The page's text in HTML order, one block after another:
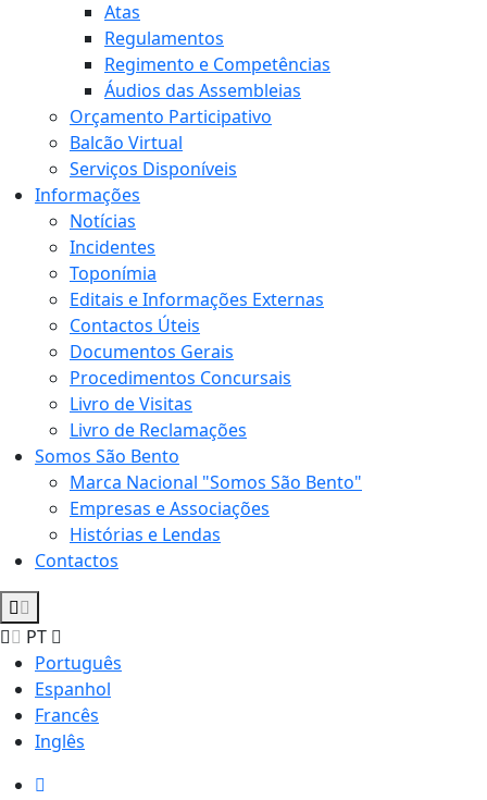
Atas
Regulamentos
Regimento e Competências
Áudios das Assembleias
Orçamento Participativo
Balcão Virtual
Serviços Disponíveis
Informações
Notícias
Incidentes
Toponímia
Editais e Informações Externas
Contactos Úteis
Documentos Gerais
Procedimentos Concursais
Livro de Visitas
Livro de Reclamações
Somos São Bento
Marca Nacional "Somos São Bento"
Empresas e Associações
Histórias e Lendas
Contactos
PT
Português
Espanhol
Francês
Inglês